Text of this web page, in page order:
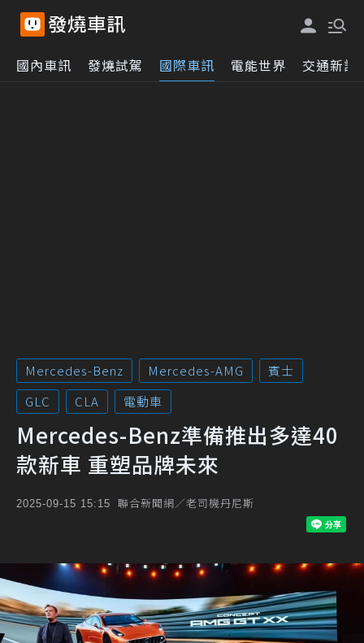
國內車訊 發燒試駕 國際車訊 電能世界 交通新訊
Mercedes-Benz Mercedes-AMG
賓士
GLC
CLA 電動車
Mercedes-Benz準備推出多達40
款新車 重塑品牌未來
2025-09-15 15:15 聯合新聞網／老司機丹尼斯